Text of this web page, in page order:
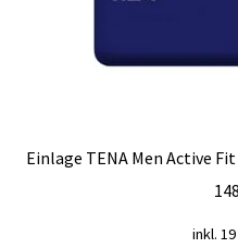
Einlage TENA Men Active
inkl.